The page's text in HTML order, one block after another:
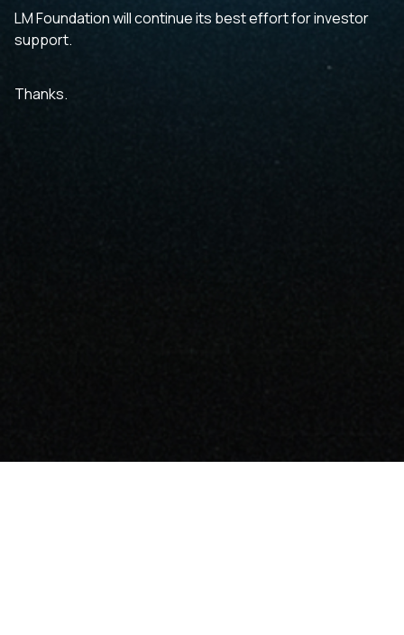
LM Foundation will continue its best effort for investor
support.
Thanks.